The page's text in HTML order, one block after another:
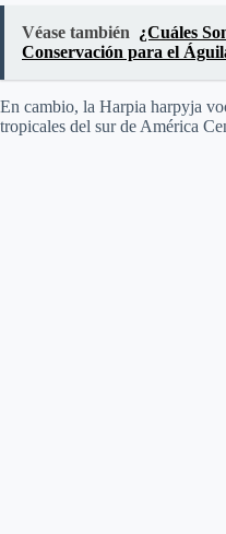
Véase también ¿Cuáles
Conservación para el
En cambio, la Harpia harpyja
tropicales del sur de América